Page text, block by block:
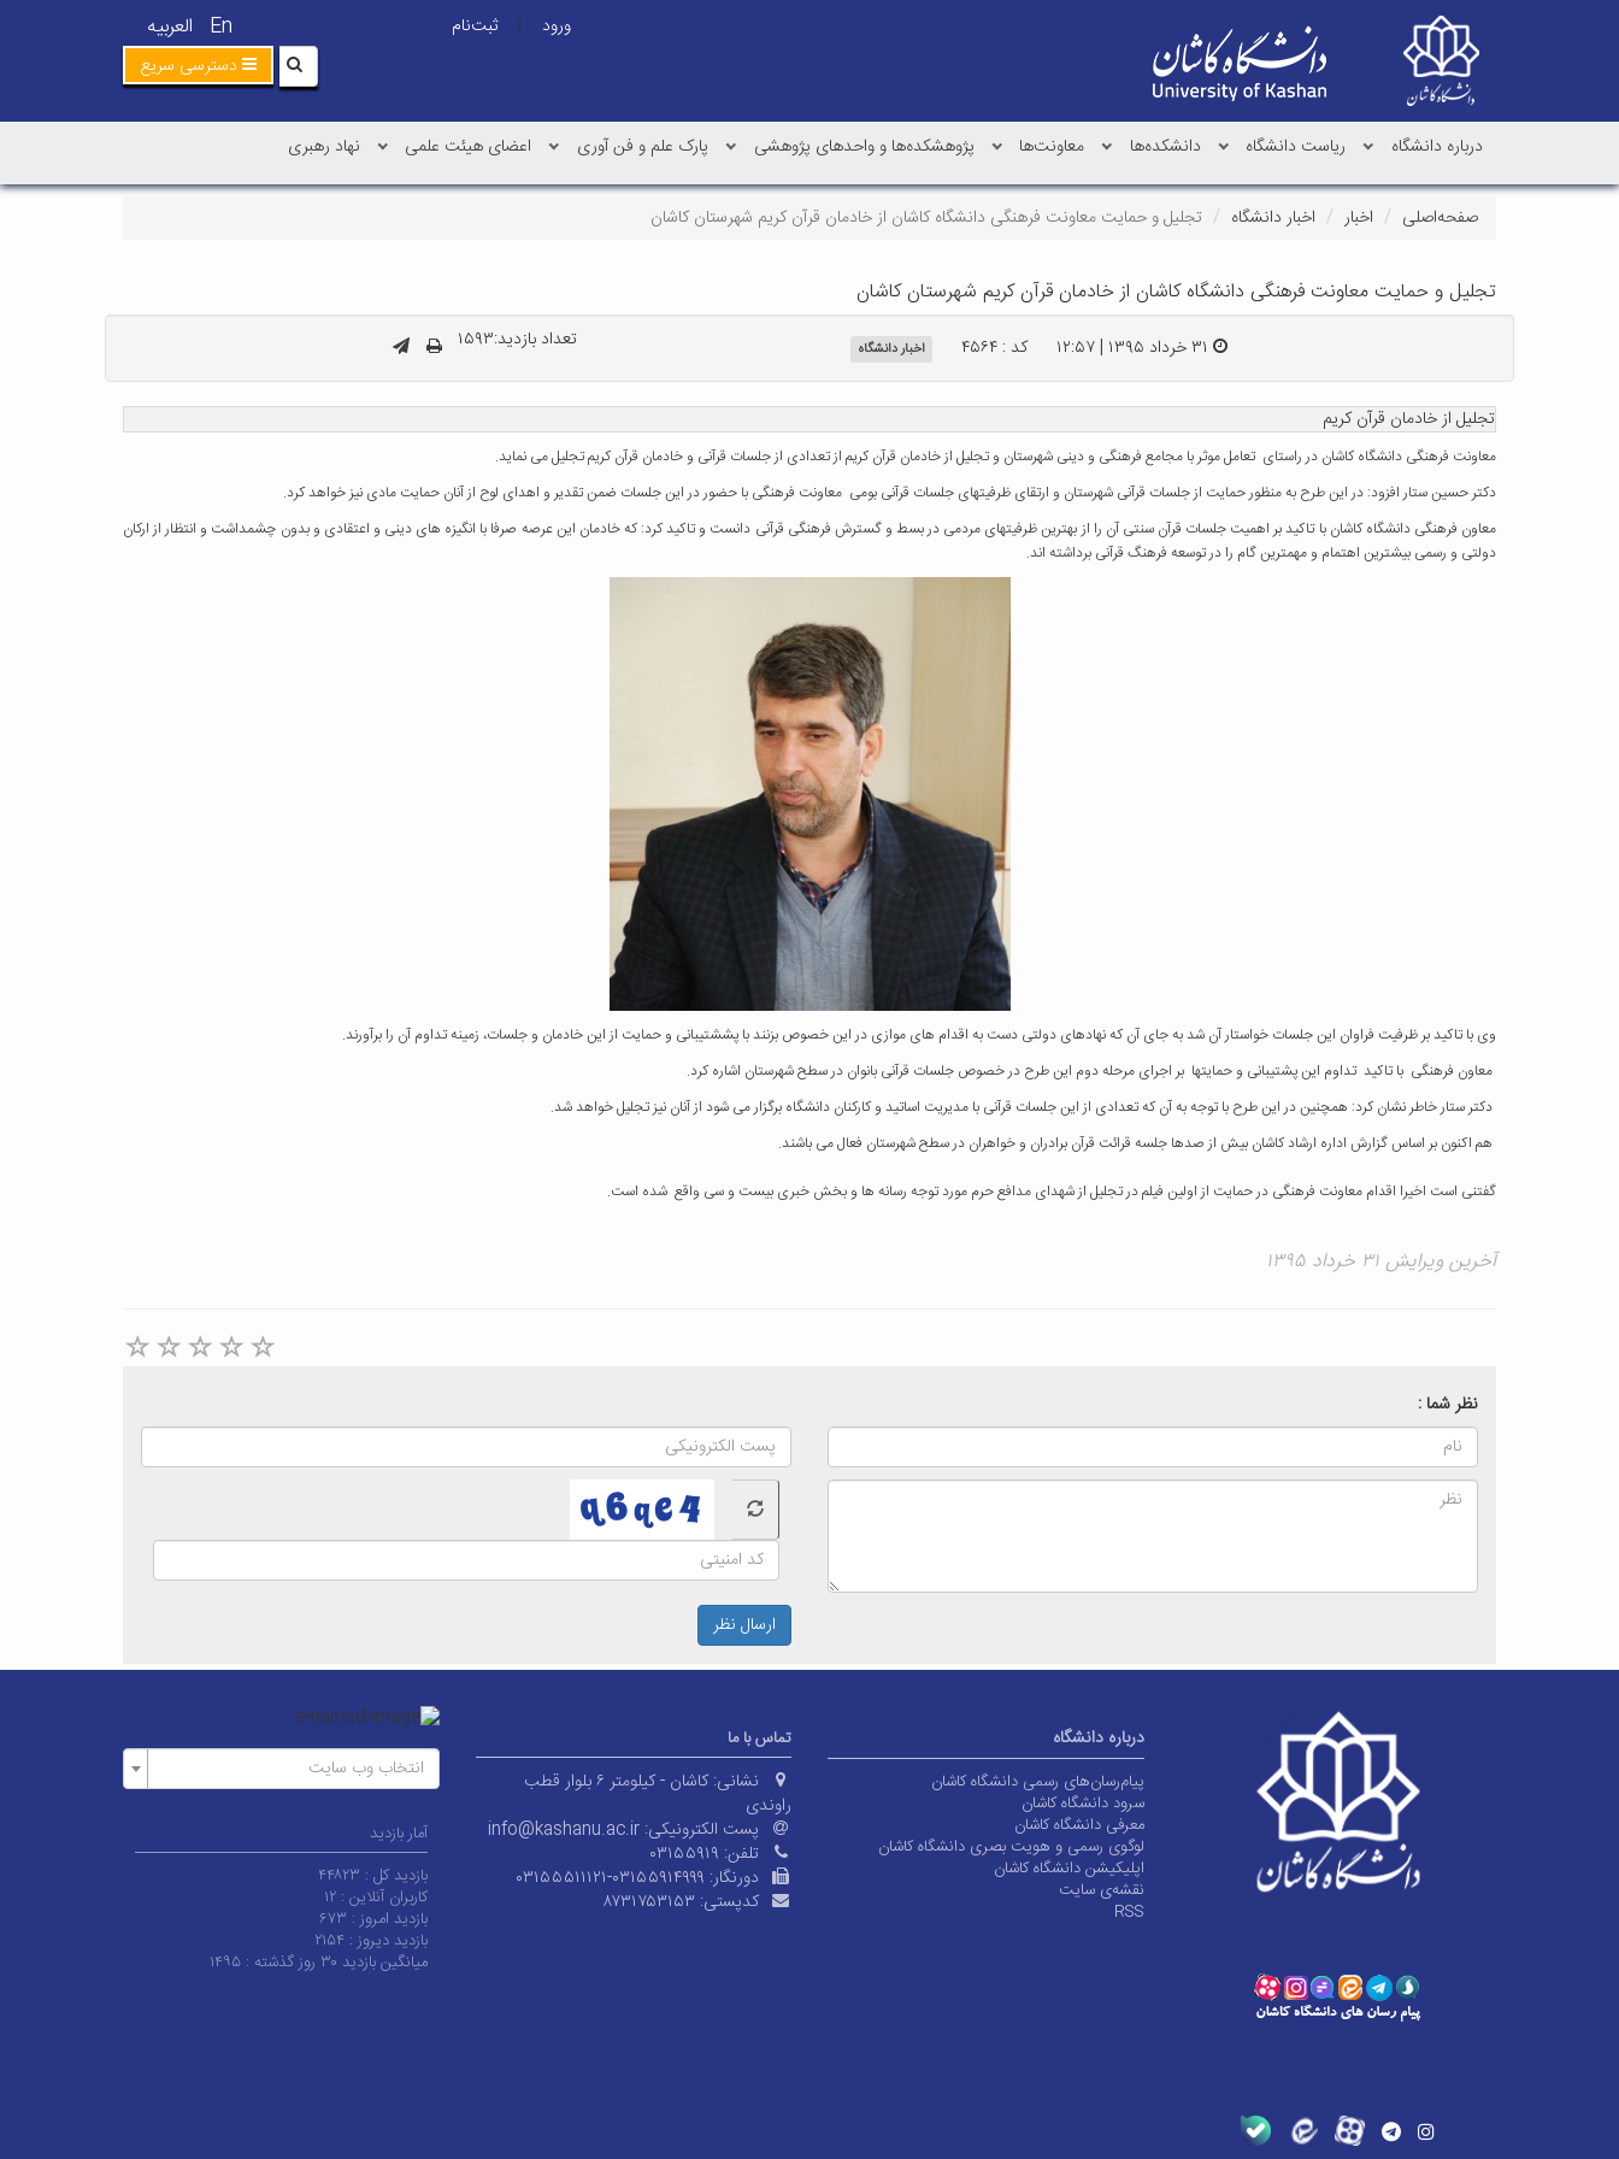
En العربیه ورود |
ثبت‌نام
دسترسی سریع
درباره دانشگاه ریاست دانشگاه دانشکده‌ها معاونت‌ها پژوهشکده‌ها و واحدهای پژوهشی پارک علم و فن آوری اعضای هیئت علمی نهاد رهبری
صفحه‌اصلی اخبار اخبار دانشگاه تجلیل و حمایت معاونت فرهنگی دانشگاه کاشان از خادمان قرآن کریم شهرستان کاشان
تجلیل و حمایت معاونت فرهنگی دانشگاه کاشان از خادمان قرآن کریم شهرستان کاشان
۳۱ خرداد ۱۳۹۵ | ۱۲:۵۷ کد : ۴۵۶۴ اخبار دانشگاه تعداد بازدید:۱۵۹۳
تجلیل از خادمان قرآن کریم
معاونت فرهنگی دانشگاه کاشان در راستای تعامل موثر با مجامع فرهنگی و دینی شهرستان و تجلیل از خادمان قرآن کریم از تعدادی از جلسات قرآنی و خادمان قرآن کریم تجلیل می نماید.
دکتر حسین ستار افزود: در این طرح به منظور حمایت از جلسات قرآنی شهرستان و ارتقای ظرفیتهای جلسات قرآنی بومی معاونت فرهنگی با حضور در این جلسات ضمن تقدیر و اهدای لوح از آنان حمایت مادی نیز خواهد کرد.
معاون فرهنگی دانشگاه کاشان با تاکید بر اهمیت جلسات قرآن سنتی آن را از بهترین ظرفیتهای مردمی در بسط و گسترش فرهنگی قرآنی دانست و تاکید کرد: که خادمان این عرصه صرفا با انگیزه های دینی و اعتقادی و بدون چشمداشت و انتظار از ارکان
دولتی و رسمی بیشترین اهتمام و مهمترین گام را در توسعه فرهنگ قرآنی برداشته اند.
وی با تاکید بر ظرفیت فراوان این جلسات خواستار آن شد به جای آن که نهادهای دولتی دست به اقدام های موازی در این خصوص بزنند با پششتیبانی و حمایت از این خادمان و جلسات، زمینه تداوم آن را برآورند.
معاون فرهنگی با تاکید تداوم این پشتیبانی و حمایتها بر اجرای مرحله دوم این طرح در خصوص جلسات قرآنی بانوان در سطح شهرستان اشاره کرد.
دکتر ستار خاطر نشان کرد: همچنین در این طرح با توجه به آن که تعدادی از این جلسات قرآنی با مدیریت اساتید و کارکنان دانشگاه برگزار می شود از آنان نیز تجلیل خواهد شد.
هم اکنون بر اساس گزارش اداره ارشاد کاشان بیش از صدها جلسه قرائت قرآن برادران و خواهران در سطح شهرستان فعال می باشند.
گفتنی است اخیرا اقدام معاونت فرهنگی در حمایت از اولین فیلم در تجلیل از شهدای مدافع حرم مورد توجه رسانه ها و بخش خبری بیست و سی واقع شده است.
آخرین ویرایش ۳۱ خرداد ۱۳۹۵
نظر شما :
ارسال نظر
درباره دانشگاه
پیام‌رسان‌های رسمی دانشگاه کاشان
سرود دانشگاه کاشان
معرفی دانشگاه کاشان
لوگوی رسمی و هویت بصری دانشگاه کاشان
اپلیکیشن دانشگاه کاشان
نقشه‌ی سایت
RSS
تماس با ما
نشانی:
کاشان - کیلومتر ۶ بلوار قطب
راوندی
پست الکترونیکی: info@kashanu.ac.ir
تلفن: ۰۳۱۵۵۹۱۹
دورنگار: ۰۳۱۵۵۵۱۱۱۲۱-۰۳۱۵۵۹۱۴۹۹۹
کدپستی: ۸۷۳۱۷۵۳۱۵۳
انتخاب وب سایت
آمار بازدید
بازدید کل : ۴۴۸۲۳
کاربران آنلاین :۱۲
بازدید امروز : ۶۷۳
بازدید دیروز : ۲۱۵۴
میانگین بازدید ۳۰ روز گذشته :
۱۴۹۵